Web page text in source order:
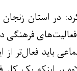
فعالیت‌های فرهنگی
باید فعال‌تر